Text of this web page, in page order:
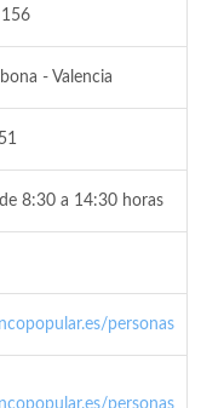
- Valencia
8:30 a 14:30 horas
personas
personas